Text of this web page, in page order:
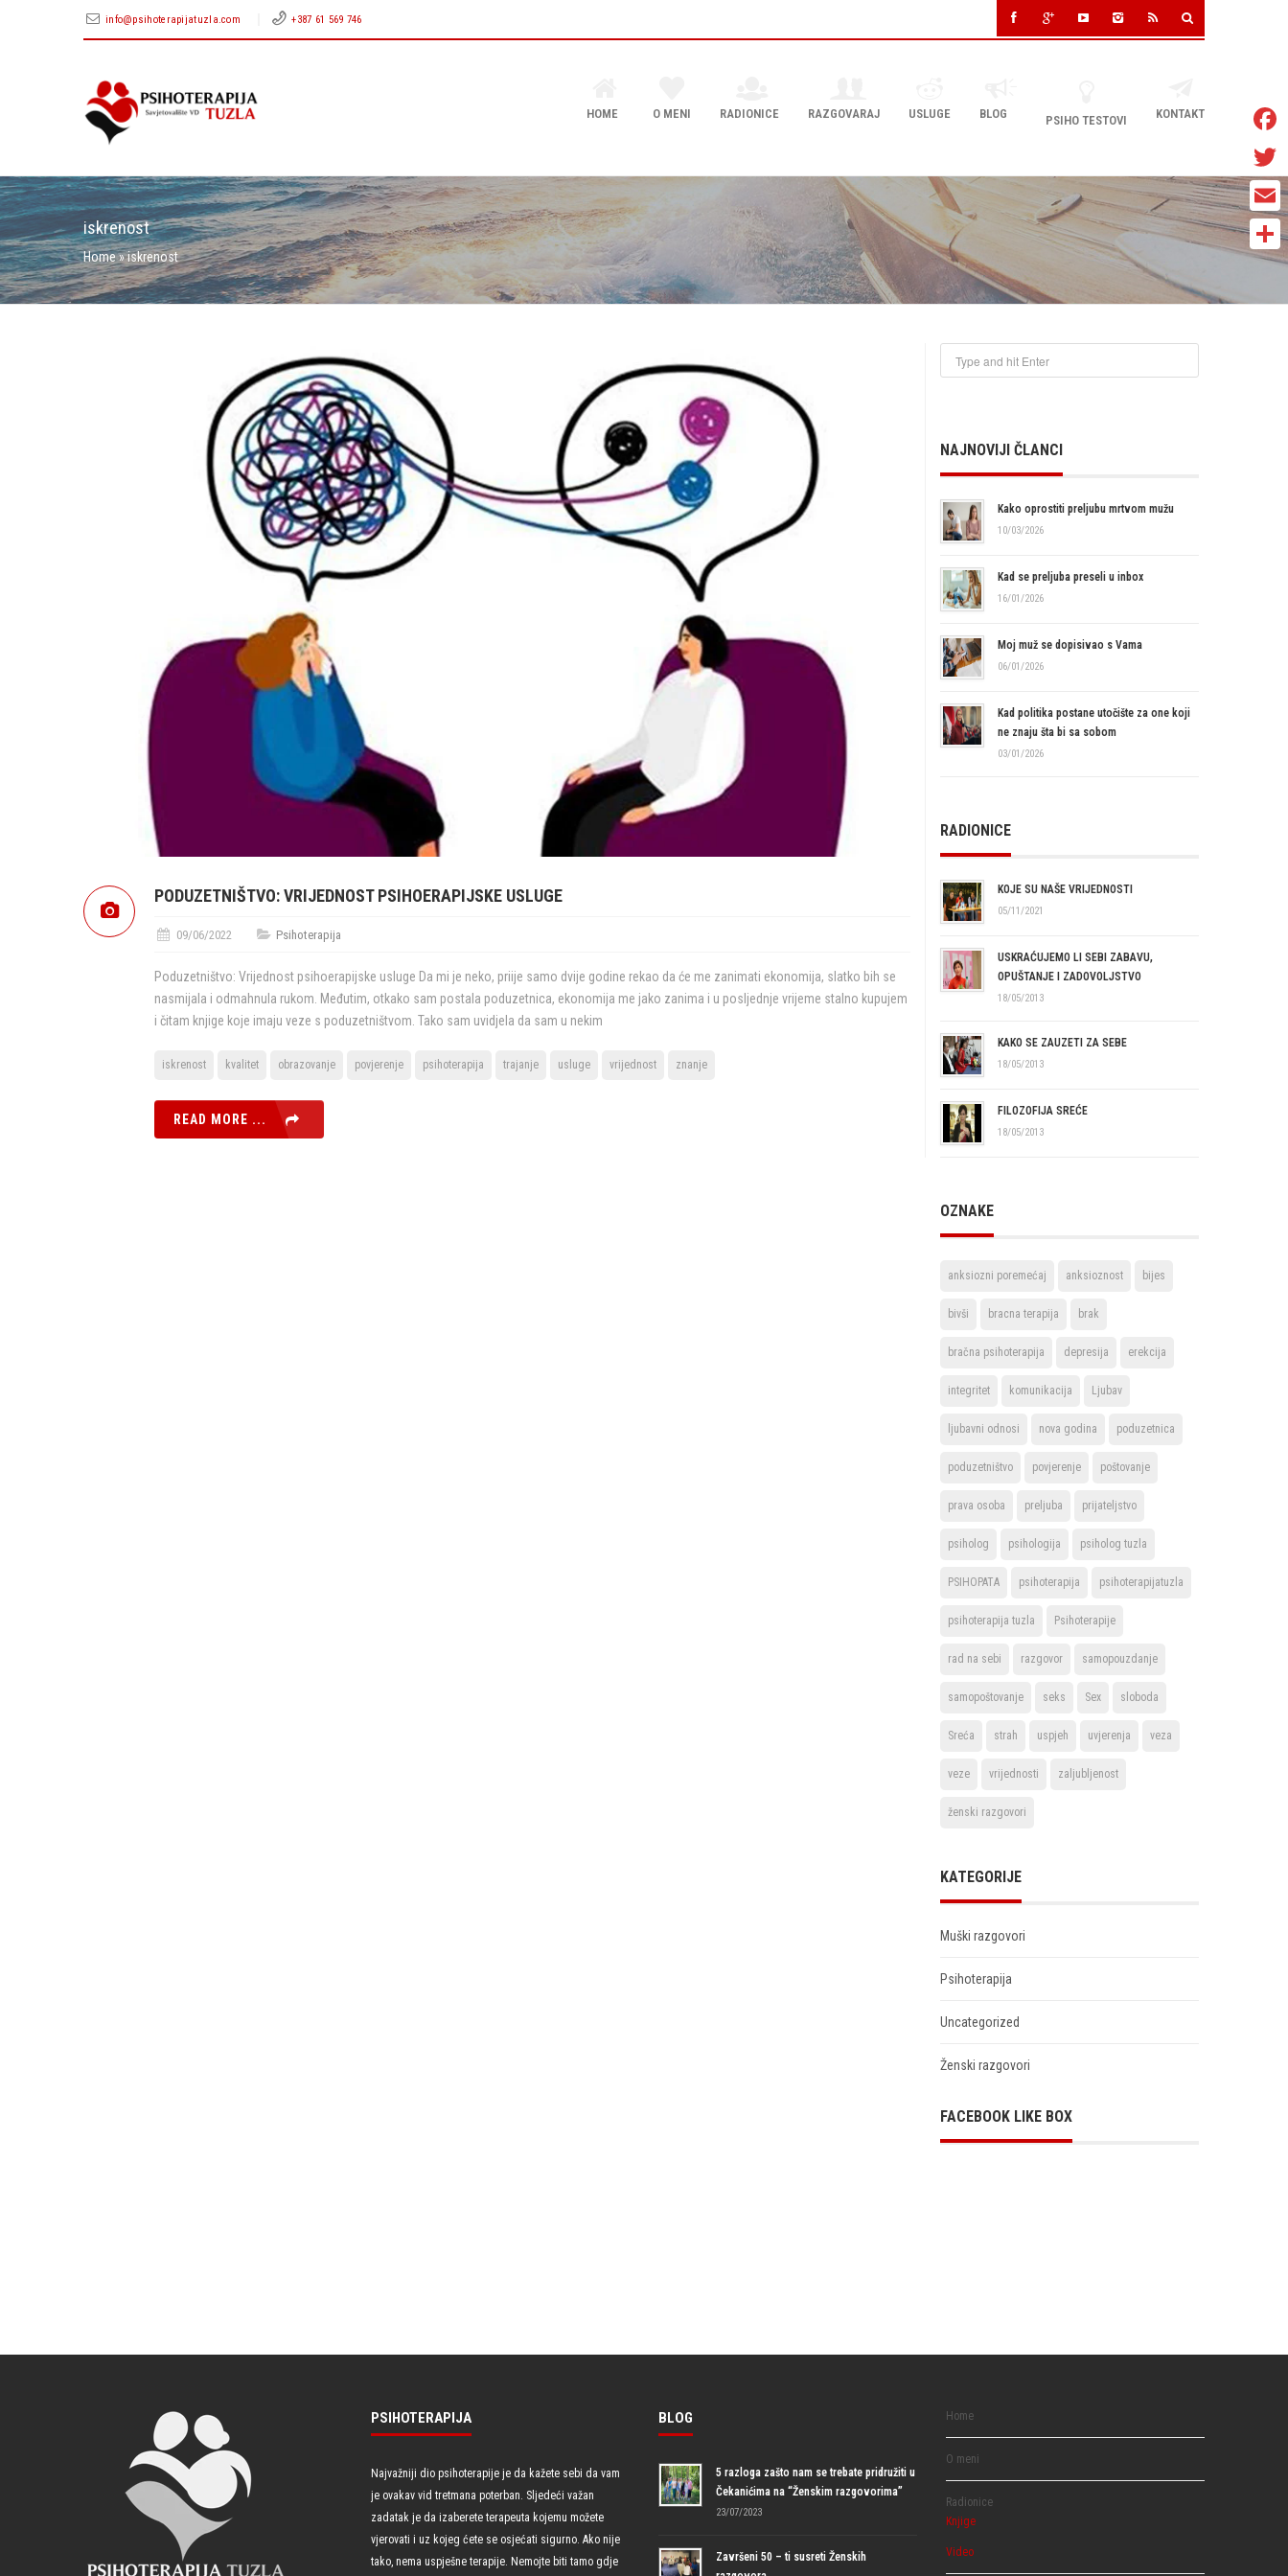
info@psihoterapijatuzla.com +387 61 569 746
HOME O MENI RADIONICE RAZGOVARAJ USLUGE BLOG PSIHO TESTOVI KONTAKT
iskrenost
Home»iskrenost
PODUZETNIŠTVO: VRIJEDNOST PSIHOERAPIJSKE USLUGE
09/06/2022 Psihoterapija
Poduzetništvo: Vrijednost psihoerapijske usluge Da mi je neko, priije samo dvije godine rekao da će me zanimati ekonomija, slatko bih se
nasmijala i odmahnula rukom. Međutim, otkako sam postala poduzetnica, ekonomija me jako zanima i u posljednje vrijeme stalno kupujem
i čitam knjige koje imaju veze s poduzetništvom. Tako sam uvidjela da sam u nekim
iskrenost kvalitet obrazovanje povjerenje psihoterapija trajanje usluge vrijednost znanje
READ MORE ...
NAJNOVIJI ČLANCI
Kako oprostiti preljubu mrtvom mužu
10/03/2026
Kad se preljuba preseli u inbox
16/01/2026
Moj muž se dopisivao s Vama
06/01/2026
Kad politika postane utočište za one koji
ne znaju šta bi sa sobom
03/01/2026
RADIONICE
KOJE SU NAŠE VRIJEDNOSTI
05/11/2021
USKRAĆUJEMO LI SEBI ZABAVU,
OPUŠTANJE I ZADOVOLJSTVO
18/05/2013
KAKO SE ZAUZETI ZA SEBE
18/05/2013
FILOZOFIJA SREĆE
18/05/2013
OZNAKE
anksiozni poremećaj anksioznost bijes
bivši bracna terapija brak
bračna psihoterapija depresija erekcija
integritet komunikacija Ljubav
ljubavni odnosi nova godina poduzetnica
poduzetništvo povjerenje poštovanje
prava osoba preljuba prijateljstvo
psiholog psihologija psiholog tuzla
PSIHOPATA psihoterapija psihoterapijatuzla
psihoterapija tuzla Psihoterapije
rad na sebi razgovor samopouzdanje
samopoštovanje seks Sex sloboda
Sreća strah uspjeh uvjerenja veza
veze vrijednosti zaljubljenost
ženski razgovori
KATEGORIJE
Muški razgovori
Psihoterapija
Uncategorized
Ženski razgovori
FACEBOOK LIKE BOX
PSIHOTERAPIJA
Najvažniji dio psihoterapije je da kažete sebi da vam
je ovakav vid tretmana poterban. Sljedeći važan
zadatak je da izaberete terapeuta kojemu možete
vjerovati i uz kojeg ćete se osjećati sigurno. Ako nije
tako, nema uspješne terapije. Nemojte biti tamo gdje
BLOG
5 razloga zašto nam se trebate pridružiti u
Čekanićima na “Ženskim razgovorima”
23/07/2023
Završeni 50 – ti susreti Ženskih
Home
O meni
Radionice
Knjige
Video
Twitter
Email
Share